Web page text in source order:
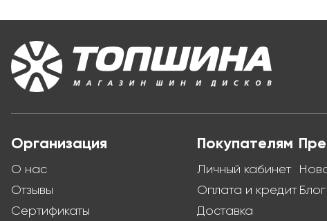
Организация
О нас
Отзывы
Сертификаты
Покупателям
Личный кабинет
Оплата и кредит
Доставка
Блог